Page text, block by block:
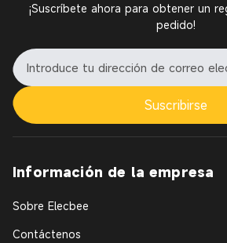
¡Suscríbete ahora para obtener un
pedido!
Suscribirse
Información de la empresa
Sobre Elecbee
Contáctenos